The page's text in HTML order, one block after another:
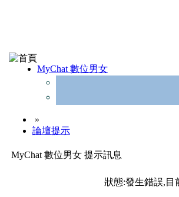
MyChat 數位男女
»
論壇提示
MyChat 數位男女 提示訊息
狀態:發生錯誤,目